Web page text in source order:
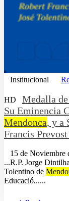
Institucional
HD
Medalla
Su Eminencia
Mendonca, y a
Francis
15 de Noviembre
...R.P. Jorge
Tolentino de
Educació......